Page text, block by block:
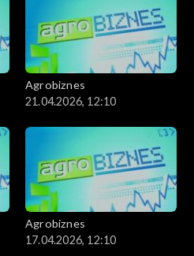
Agrobiznes
21.04.2026, 12:10
Agrobiznes
17.04.2026, 12:10